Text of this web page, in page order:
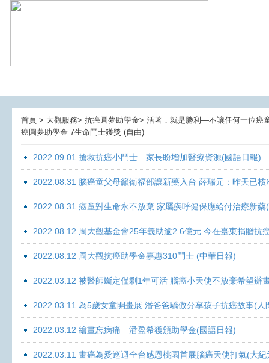
首頁 > 大觀服務> 抗癌圓夢助學金> 活著．就是勝利—不讓任何一位癌
癌圓夢助學金 7生命鬥士獲獎 (自由)
2022.09.01 搶救抗癌小鬥士 家長盼增加醫療資源(國語日報)
2022.08.31 腦癌童父母籲衛福部讓新藥入台 薛瑞元：昨天已
2022.08.31 癌童對生命永不放棄 家屬疾呼健保應給付治療新藥
2022.08.12 周大觀基金會25年義助逾2.6億元 今在臺東捐贈抗
2022.08.12 周大觀抗癌助學金嘉惠310鬥士 (中華日報)
2022.03.12 被醫師斷定僅剩1年可活 腦癌小天使不放棄希望辦
2022.03.11 為5歲女童開畫展 潘爸爸驕傲分享孩子抗癌故事(人
2022.03.12 繪畫忘病痛 潘盈希獲頒助學金(國語日報)
2022.03.11 畫癌為愛巡迴全台感恩桃園首展腦癌天使打氣(大紀